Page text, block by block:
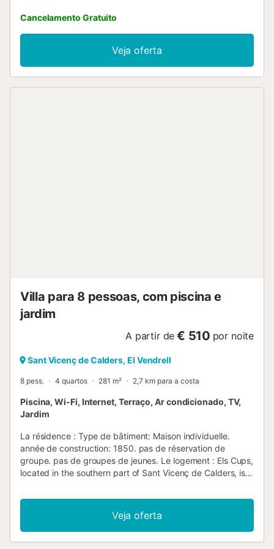
Cancelamento Gratuito
Veja oferta
Villa para 8 pessoas, com piscina e
jardim
A partir de € 510 por noite
Sant Vicenç de Calders, El Vendrell
8 pess. 4 quartos 281 m² 2,7 km para a costa
Piscina, Wi-Fi, Internet, Terraço, Ar condicionado, TV,
Jardim
La résidence : Type de bâtiment: Maison individuelle.
année de construction: 1850. pas de réservation de
groupe. pas de groupes de jeunes. Le logement : Els Cups,
located in the southern part of Sant Vicenç de Calders, is a
2012, but preserving the elements of the house that allow
us to enter into its origins, the farmhouse. Sant Vicenç de
Calders is a village in the municipality of Vendrell. The
village was an independent municipality until the 1940s
Veja oferta